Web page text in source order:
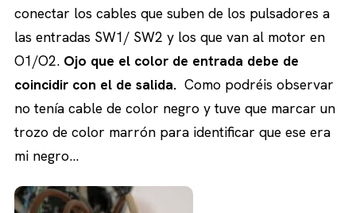
conectar los cables que suben de los pulsadores a
las entradas SW1/ SW2 y los que van al motor en
O1/O2. Ojo que el color de entrada debe de
coincidir con el de salida. Como podréis observar
no tenía cable de color negro y tuve que marcar un
trozo de color marrón para identificar que ese era
mi negro…